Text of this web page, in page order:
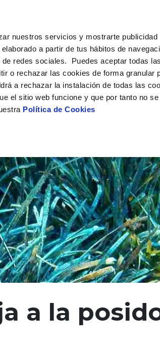
nuestros servicios y mostrarte publicidad
a partir de tus hábitos de
redes sociales. Puedes aceptar todas
o rechazar las cookies de forma granular
a rechazar la instalación de todas las
el sitio web funcione y que por tanto no se
Política de Cookies
a la